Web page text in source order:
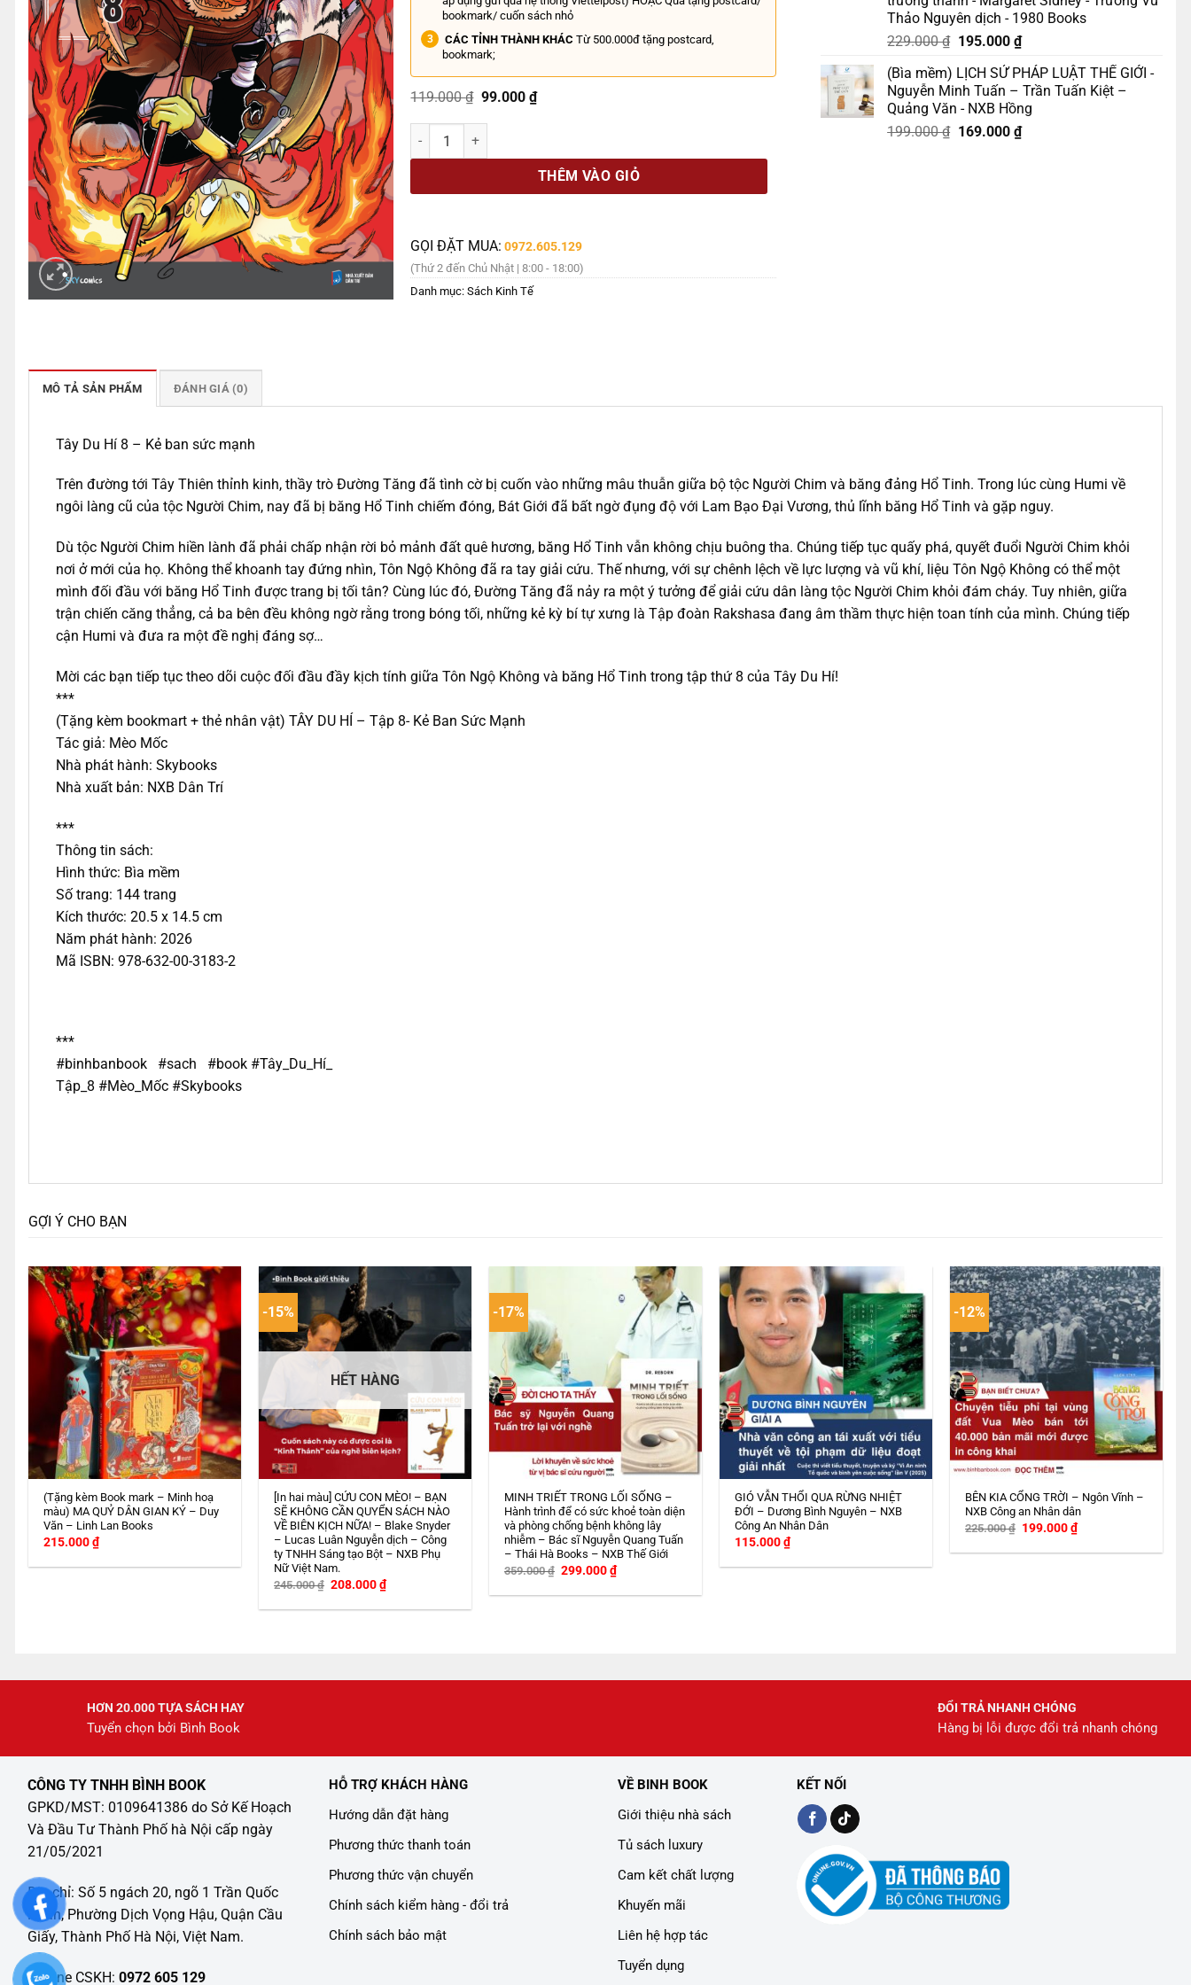
bookmark/ cuốn sách nhỏ
CÁC TỈNH THÀNH KHÁC Từ 500.000đ tặng postcard,
bookmark;
119.000₫ Giá
là:
99.000₫Giá
(Tặng kèm bookmart + thẻ nhân vật) TÂY DU HÍ – TẬP 8 – Kẻ Ban Sức Mạnh – Mèo Mốc – Skybooks số lượng
THÊM VÀO GIỎ
GỌI ĐẶT MUA: 0972.605.129
(Thứ 2 đến Chủ Nhật | 8:00 - 18:00)
Danh mục:Sách Kinh Tế
Thảo Nguyên dịch - 1980 Books
229.000₫ Giá
là:
229.000 ₫.
195.000 ₫Giá
tại
là:
195.000 ₫.
(Bìa mềm) LỊCH SỬ PHÁP LUẬT THẾ GIỚI -
Nguyễn Minh Tuấn – Trần Tuấn Kiệt –
Quảng Văn - NXB Hồng
199.000₫ Giá
169.000 ₫Giá
MÔ TẢ SẢN PHẨM ĐÁNH GIÁ (0)
Tây Du Hí 8 – Kẻ ban sức mạnh
Trên đường tới Tây Thiên thỉnh kinh, thầy trò Đường Tăng đã tình cờ bị cuốn vào những mâu thuẫn giữa bộ tộc Người Chim và băng đảng Hổ Tinh. Trong lúc cùng Humi về
ngôi làng cũ của tộc Người Chim, nay đã bị băng Hổ Tinh chiếm đóng, Bát Giới đã bất ngờ đụng độ với Lam Bạo Đại Vương, thủ lĩnh băng Hổ Tinh và gặp nguy.
Dù tộc Người Chim hiền lành đã phải chấp nhận rời bỏ mảnh đất quê hương, băng Hổ Tinh vẫn không chịu buông tha. Chúng tiếp tục quấy phá, quyết đuổi Người Chim khỏi
nơi ở mới của họ. Không thể khoanh tay đứng nhìn, Tôn Ngộ Không đã ra tay giải cứu. Thế nhưng, với sự chênh lệch về lực lượng và vũ khí, liệu Tôn Ngộ Không có thể một
mình đối đầu với băng Hổ Tinh được trang bị tối tân? Cùng lúc đó, Đường Tăng đã nảy ra một ý tưởng để giải cứu dân làng tộc Người Chim khỏi đám cháy. Tuy nhiên, giữa
trận chiến căng thẳng, cả ba bên đều không ngờ rằng trong bóng tối, những kẻ kỳ bí tự xưng là Tập đoàn Rakshasa đang âm thầm thực hiện toan tính của mình. Chúng tiếp
cận Humi và đưa ra một đề nghị đáng sợ…
Mời các bạn tiếp tục theo dõi cuộc đối đầu đầy kịch tính giữa Tôn Ngộ Không và băng Hổ Tinh trong tập thứ 8 của Tây Du Hí!
***
(Tặng kèm bookmart + thẻ nhân vật) TÂY DU HÍ – Tập 8- Kẻ Ban Sức Mạnh
Tác giả: Mèo Mốc
Nhà phát hành: Skybooks
Nhà xuất bản: NXB Dân Trí
***
Thông tin sách:
Hình thức: Bìa mềm
Số trang: 144 trang
Kích thước: 20.5 x 14.5 cm
Năm phát hành: 2026
Mã ISBN: 978-632-00-3183-2
***
#binhbanbook #sach #book #Tây_Du_Hí_
Tập_8 #Mèo_Mốc #Skybooks
GỢI Ý CHO BẠN
(Tặng kèm Book mark – Minh hoạ
màu) MA QUỶ DÂN GIAN KÝ – Duy
Văn – Linh Lan Books
215.000₫
-15%
HẾT HÀNG
[In hai màu] CỨU CON MÈO! – BẠN
SẼ KHÔNG CẦN QUYỂN SÁCH NÀO
VỀ BIÊN KỊCH NỮA! – Blake Snyder
– Lucas Luân Nguyễn dịch – Công
ty TNHH Sáng tạo Bột – NXB Phụ
Nữ Việt Nam.
245.000₫ Giá
là:
208.000₫Giá
hiện
tại
-17%
MINH TRIẾT TRONG LỐI SỐNG –
Hành trình để có sức khoẻ toàn diện
và phòng chống bệnh không lây
nhiễm – Bác sĩ Nguyễn Quang Tuấn
– Thái Hà Books – NXB Thế Giới
359.000₫ Giá
là:
299.000₫Giá
hiện
tại
GIÓ VẪN THỔI QUA RỪNG NHIỆT
ĐỚI – Dương Bình Nguyên – NXB
Công An Nhân Dân
115.000₫
-12%
BÊN KIA CỔNG TRỜI – Ngôn Vĩnh –
NXB Công an Nhân dân
225.000₫ Giá
là:
199.000₫Giá
hiện
tại
HƠN 20.000 TỰA SÁCH HAY
Tuyển chọn bởi Bình Book
ĐỔI TRẢ NHANH CHÓNG
Hàng bị lỗi được đổi trả nhanh chóng
CÔNG TY TNHH BÌNH BOOK
GPKD/MST: 0109641386 do Sở Kế Hoạch
Và Đầu Tư Thành Phố hà Nội cấp ngày
21/05/2021
Địa chỉ: Số 5 ngách 20, ngõ 1 Trần Quốc
Hoàn, Phường Dịch Vọng Hậu, Quận Cầu
Giấy, Thành Phố Hà Nội, Việt Nam.
Hotline CSKH: 0972 605 129
HỖ TRỢ KHÁCH HÀNG
Hướng dẫn đặt hàng
Phương thức thanh toán
Phương thức vận chuyển
Chính sách kiểm hàng - đổi trả
Chính sách bảo mật
VỀ BINH BOOK
Giới thiệu nhà sách
Tủ sách luxury
Cam kết chất lượng
Khuyến mãi
Liên hệ hợp tác
Tuyển dụng
KẾT NỐI